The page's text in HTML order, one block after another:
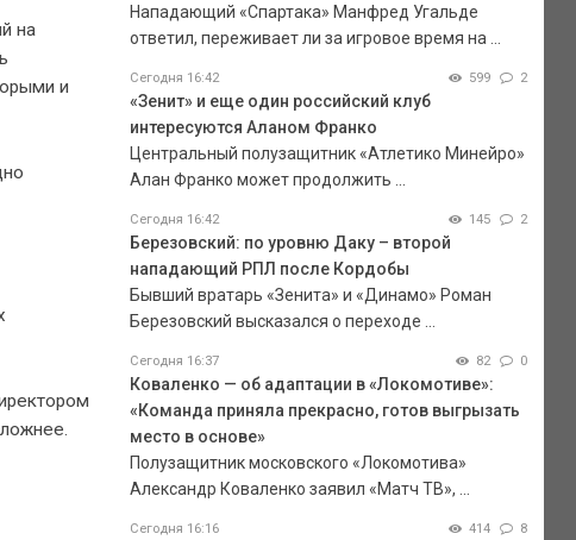
на
и
Нападающий «Спартака» Манфред Угальде
ответил, переживает ли за игровое время на ...
Сегодня 16:42 599 2
«Зенит» и еще один российский клуб
интересуются Аланом Франко
Центральный полузащитник «Атлетико Минейро»
Алан Франко может продолжить ...
Сегодня 16:42 145 2
Березовский: по уровню Даку – второй
нападающий РПЛ после Кордобы
Бывший вратарь «Зенита» и «Динамо» Роман
Березовский высказался о переходе ...
Сегодня 16:37 82 0
Коваленко — об адаптации в «Локомотиве»:
«Команда приняла прекрасно, готов выгрызать
место в основе»
Полузащитник московского «Локомотива»
Александр Коваленко заявил «Матч ТВ», ...
Сегодня 16:16 414 8